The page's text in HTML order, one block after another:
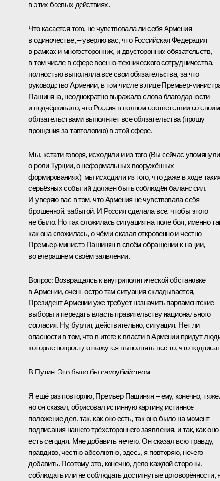
в этих боевых действиях.
Что касается того, не чувствовала ли себя Армения
в одиночестве, – уверяю вас, что Российская Федерация
в рамках и многосторонних, и двусторонних обязательств,
в том числе в сфере военно-технического сотрудничества,
полностью выполняла все свои обязательства, за что
руководство Армении, в том числе в лице Премьер-
Пашиняна, неоднократно выражало слова благодарности
и подчёркивало, что Россия в полном соответствии со
обязательствами выполняет все обязательства (прошу
прощения за тавтологию) в этой сфере.
Мы, кстати говоря, исходили и из того (Вы сейчас упомянули
о роли Турции, о неформальных вооружённых
формированиях), мы исходили из того, что даже в ходе
серьёзных событий должен быть соблюдён баланс сил.
И уверяю вас в том, что Армения не чувствовала себя
брошенной, забытой. И Россия сделала всё, чтобы этого
не было. Но так сложилась ситуация на поле боя, именно
как она сложилась, о чём и сказал откровенно и честно
Премьер-министр Пашинян в своём обращении к нации,
во вчерашнем своём заявлении.
Вопрос: Возвращаясь к внутриполитической обстановке
в Армении, очень остро там ситуация складывается,
Президент Армении уже требует назначить парламентские
выборы и передать власть правительству национального
согласия. Ну, бурлит, действительно, ситуация. Нет ли
опасности в том, что в итоге к власти в Армении придут
которые попросту откажутся выполнять всё то, что
В.Путин: Это было бы самоубийством.
Я ещё раз повторяю, Премьер Пашинян – ему, конечно,
но он сказал, обрисовал истинную картину, истинное
положение дел, так, как оно есть, так оно было на момент
подписания нашего трёхстороннего заявления, и так, как оно
есть сегодня. Мне добавить нечего. Он сказал всю правду,
правдиво, честно абсолютно, здесь, я повторяю, нечего
добавить. Поэтому это, конечно, дело каждой стороны,
соблюдать или не соблюдать достигнутые договорённости,